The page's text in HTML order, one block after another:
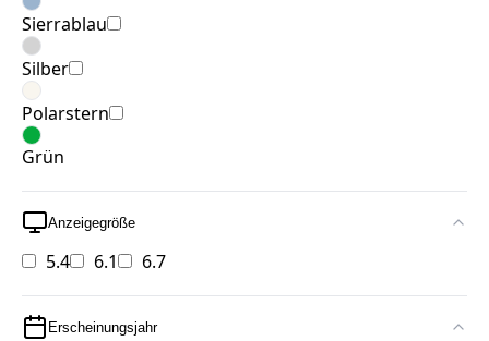
Sierrablau
Silber
Polarstern
Grün
Anzeigegröße
5.4 6.1 6.7
Erscheinungsjahr